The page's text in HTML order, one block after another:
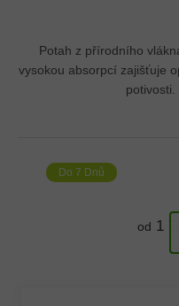
Potah z přírodního
vysokou absorpcí zajišťuje
Do 7 Dnů
od 1